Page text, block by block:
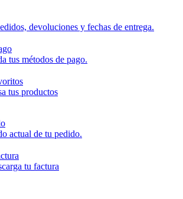
devoluciones y fechas de entrega.
tus métodos de pago.
tus productos
actual de tu pedido.
tu factura